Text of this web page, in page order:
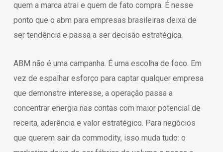
quem a marca atrai e quem de fato compra. É nesse
ponto que o abm para empresas brasileiras deixa de
ser tendência e passa a ser decisão estratégica.
ABM não é uma campanha. É uma escolha de foco. Em
vez de espalhar esforço para captar qualquer empresa
que demonstre interesse, a operação passa a
concentrar energia nas contas com maior potencial de
receita, aderência e valor estratégico. Para negócios
que querem sair da commodity, isso muda tudo: o